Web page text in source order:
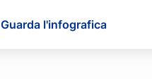
Guarda l'infografica